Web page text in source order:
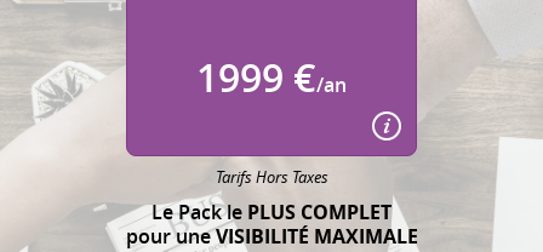
1999 €/an
Tarifs Hors Taxes
Le Pack le PLUS COMPLET
pour uneVISIBILITÉ MAXIMALE